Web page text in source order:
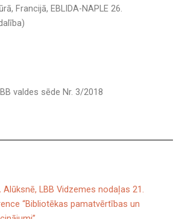
Francijā, EBLIDA-NAPLE 26.
valdes sēde Nr. 3/2018
Alūksnē, LBB Vidzemes nodaļas 21.
“Bibliotēkas pamatvērtības un